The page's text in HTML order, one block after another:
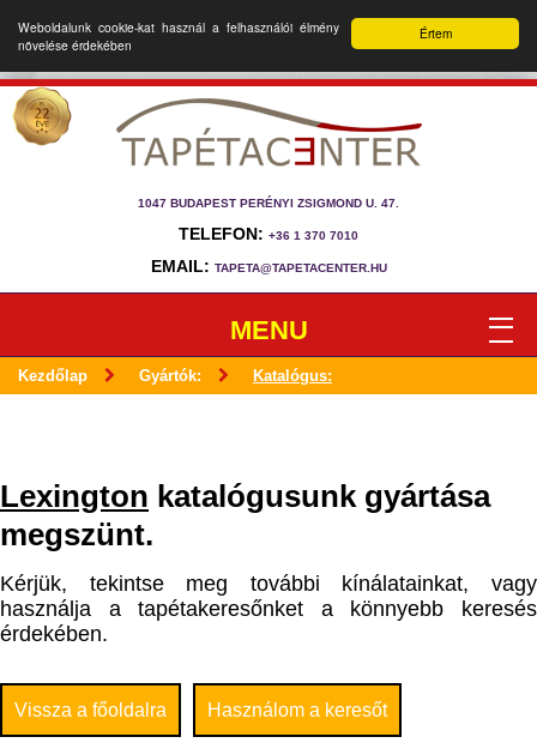
Értem
Weboldalunk cookie-kat használ a felhasználói élmény
növelése érdekében
1047 BUDAPEST PERÉNYI ZSIGMOND U. 47.
TELEFON: +36 1 370 7010
EMAIL: TAPETA@TAPETACENTER.HU
MENU
Kezdőlap Gyártók: Katalógus:
Lexington katalógusunk gyártása
megszünt.
Kérjük, tekintse meg további kínálatainkat, vagy
használja a tapétakeresőnket a könnyebb keresés
érdekében.
Vissza a főoldalra Használom a keresőt